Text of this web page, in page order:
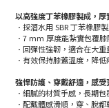
以高強度丁苯橡膠製成，厚
．採潛水用 SBR 丁苯橡膠
．7 mm 厚度能紮實包覆
．回彈性強韌，適合在大
．有效保持膝蓋溫度，降
強悍防護、穿戴舒適，感受
．細膩的材質手感，長期
．配戴體感滑順，穿、脫